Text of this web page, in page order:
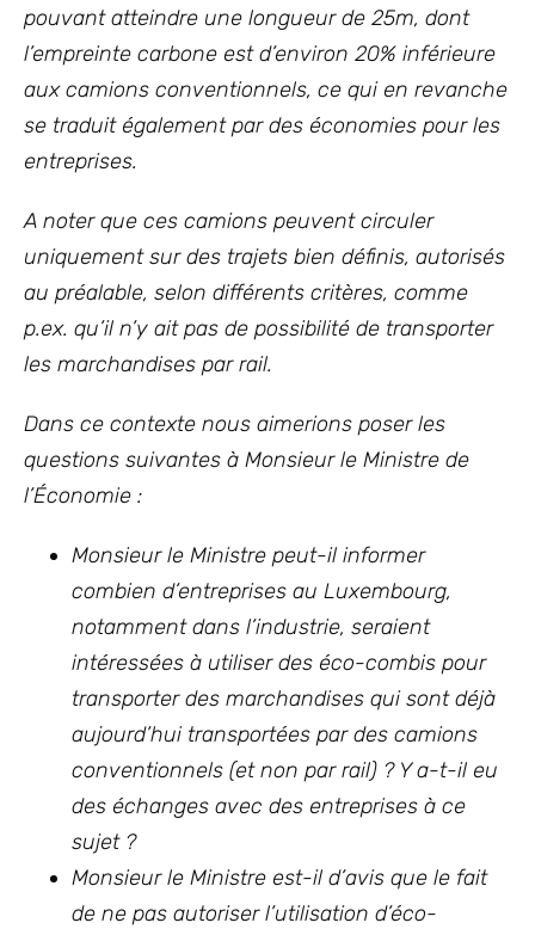
pouvant atteindre une longueur de 25m, dont
l’empreinte carbone est d’environ 20% inférieure
aux camions conventionnels, ce qui en revanche
se traduit également par des économies pour les
entreprises.
A noter que ces camions peuvent circuler
uniquement sur des trajets bien définis, autorisés
au préalable, selon différents critères, comme
p.ex. qu’il n’y ait pas de possibilité de transporter
les marchandises par rail.
Dans ce contexte nous aimerions poser les
questions suivantes à Monsieur le Ministre de
l’Économie :
Monsieur le Ministre peut-il informer
combien d’entreprises au Luxembourg,
notamment dans l’industrie, seraient
intéressées à utiliser des éco-combis pour
transporter des marchandises qui sont déjà
aujourd’hui transportées par des camions
conventionnels (et non par rail) ? Y a-t-il eu
des échanges avec des entreprises à ce
sujet ?
Monsieur le Ministre est-il d’avis que le fait
de ne pas autoriser l’utilisation d’éco-